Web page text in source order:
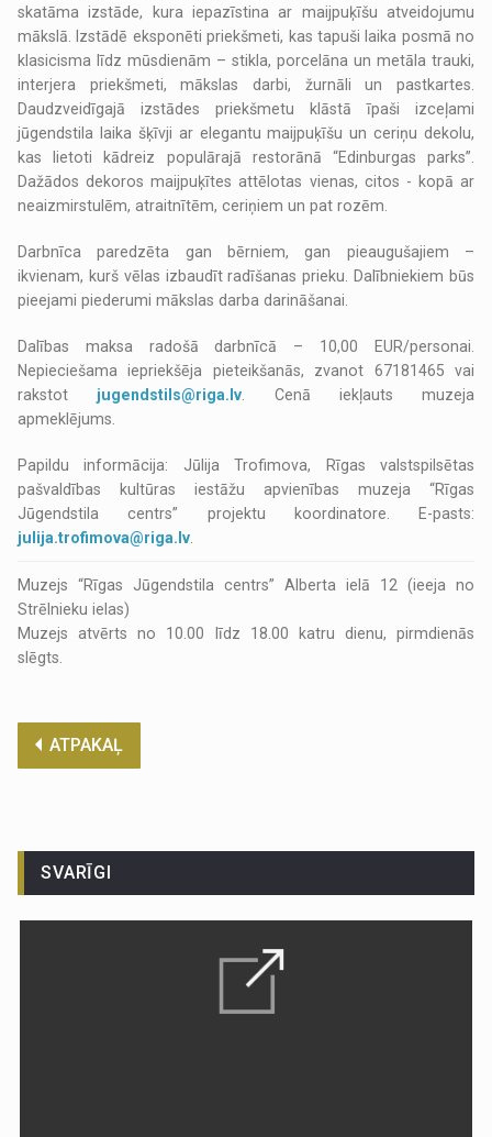
skatāma izstāde, kura iepazīstina ar maijpuķīšu atveidojumu
mākslā. Izstādē eksponēti priekšmeti, kas tapuši laika posmā no
klasicisma līdz mūsdienām – stikla, porcelāna un metāla trauki,
interjera priekšmeti, mākslas darbi, žurnāli un pastkartes.
Daudzveidīgajā izstādes priekšmetu klāstā īpaši izceļami
jūgendstila laika šķīvji ar elegantu maijpuķīšu un ceriņu dekolu,
kas lietoti kādreiz populārajā restorānā “Edinburgas parks”.
Dažādos dekoros maijpuķītes attēlotas vienas, citos - kopā ar
neaizmirstulēm, atraitnītēm, ceriņiem un pat rozēm.
Darbnīca paredzēta gan bērniem, gan pieaugušajiem –
ikvienam, kurš vēlas izbaudīt radīšanas prieku. Dalībniekiem būs
pieejami piederumi mākslas darba darināšanai.
Dalības maksa radošā darbnīcā – 10,00 EUR/personai.
Nepieciešama iepriekšēja pieteikšanās, zvanot 67181465 vai
rakstot jugendstils@riga.lv. Cenā iekļauts muzeja
apmeklējums.
Papildu informācija: Jūlija Trofimova, Rīgas valstspilsētas
pašvaldības kultūras iestāžu apvienības muzeja “Rīgas
Jūgendstila centrs” projektu koordinatore. E-pasts:
julija.trofimova@riga.lv.
Muzejs “Rīgas Jūgendstila centrs” Alberta ielā 12 (ieeja no
Strēlnieku ielas)
Muzejs atvērts no 10.00 līdz 18.00 katru dienu, pirmdienās
slēgts.
ATPAKAĻ
SVARĪGI